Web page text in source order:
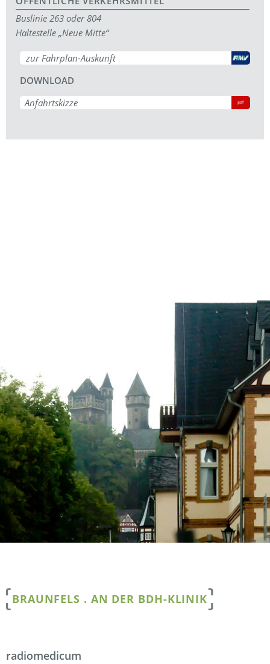
Buslinie 263 oder 804
Haltestelle „Neue Mitte“
zur Fahrplan-Auskunft
DOWNLOAD
Anfahrtskizze
BRAUNFELS . AN DER BDH-KLINIK
radiomedicum